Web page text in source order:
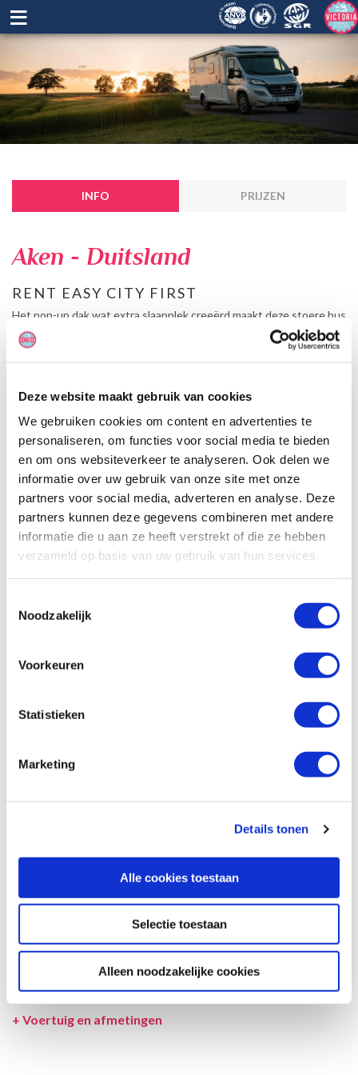
Deze website maakt gebruik van cookies
We gebruiken cookies om content en advertenties te
personaliseren, om functies voor social media te bieden
en om ons websiteverkeer te analyseren. Ook delen we
informatie over uw gebruik van onze site met onze
partners voor social media, adverteren en analyse. Deze
partners kunnen deze gegevens combineren met andere
informatie die u aan ze heeft verstrekt of die ze hebben
verzameld op basis van uw gebruik van hun services.
Noodzakelijk
Voorkeuren
Statistieken
Marketing
Details tonen
Alle cookies toestaan
Selectie toestaan
Alleen noodzakelijke cookies
≡
INFO PRIJZEN
Aken - Duitsland
RENT EASY CITY FIRST
Het pop-up dak wat extra slaapplek creeërd maakt deze stoere bus
geschikt voor 4 personen. Daarnaast bevat de camper een
compacte keuken, badkamer en zitgedeelte. Geniet van een
avontuurlijke reis met deze luxe City First camper van Rent Easy.
slechts ter illustratie. De aangegeven hoeveelheid bedden is geen
garantie dat de maximale bezetting voldoende comfortabel is.
Afmetingen en het interieur kunnen in werkelijkheid afwijken van
VERZEKERINGEN
VOORWAARDEN
SPECIALS
+ Voertuig en afmetingen